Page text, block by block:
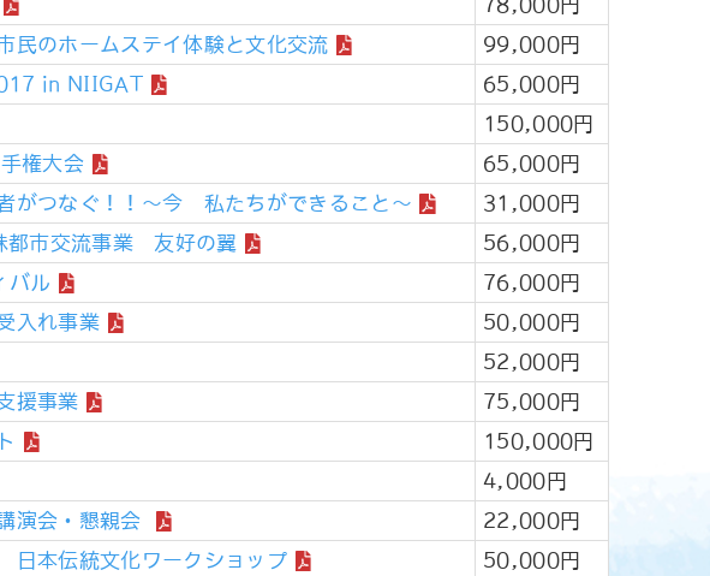
78,000円
民のホームステイ体験と文化交流 99,000円
in NIIGAT 65,000円
150,000円
権大会 65,000円
がつなぐ！！～今 私たちができること～ 31,000円
都市交流事業 友好の翼 56,000円
バル 76,000円
入れ事業 50,000円
52,000円
援事業 75,000円
150,000円
4,000円
演会・懇親会 22,000円
本伝統文化ワークショップ 50,000円